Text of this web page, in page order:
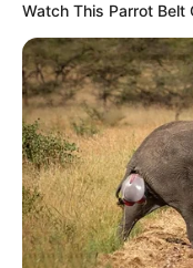
Watch This Parrot Belt